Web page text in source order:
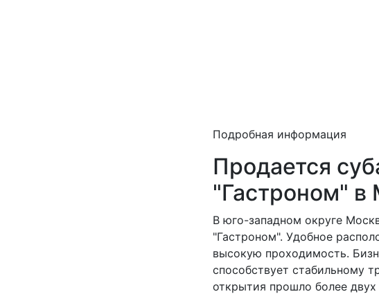
Подробная информация
Продается
"Гастроном" в
В юго-западном округе
"Гастроном". Удобное
высокую проходимость.
способствует стабильному
открытия прошло более двух